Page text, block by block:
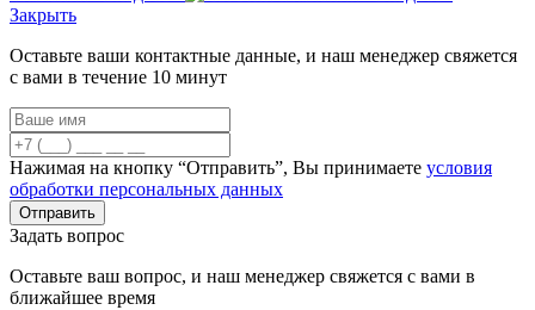
Закрыть
Оставьте ваши контактные данные, и наш менеджер свяжется
с вами в течение 10 минут
Нажимая на кнопку “Отправить”, Вы принимаете условия
обработки персональных данных
Задать вопрос
Оставьте ваш вопрос, и наш менеджер свяжется с вами в
ближайшее время